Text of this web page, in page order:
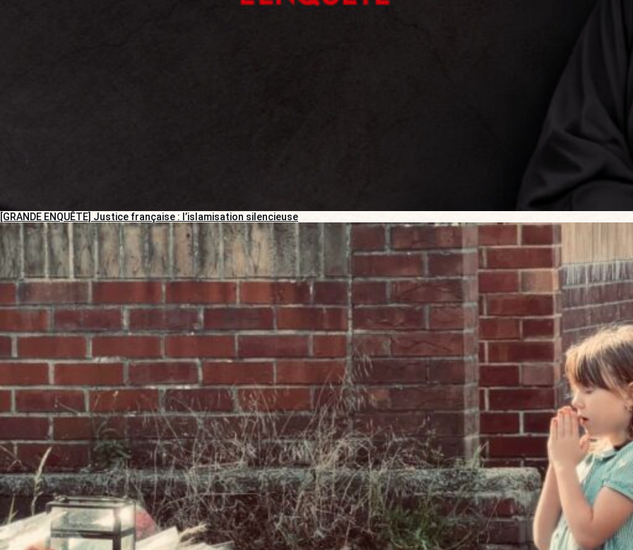
[GRANDE ENQUÊTE] Justice française : l’islamisation silencieuse